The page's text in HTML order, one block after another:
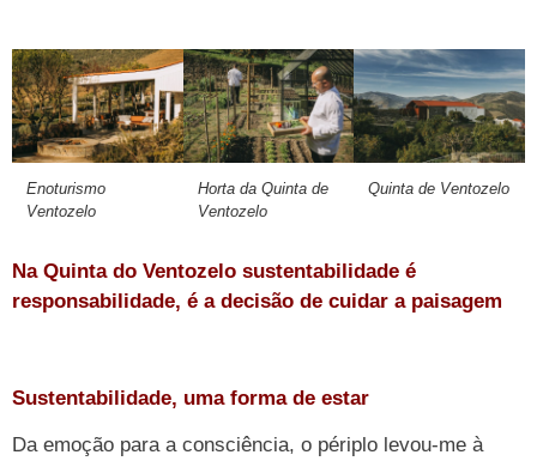
Enoturismo
Ventozelo
Horta da Quinta de
Ventozelo
Quinta de Ventozelo
Na Quinta do Ventozelo sustentabilidade é
responsabilidade, é a decisão de cuidar a paisagem
Sustentabilidade, uma forma de estar
Da emoção para a consciência, o périplo levou-me à